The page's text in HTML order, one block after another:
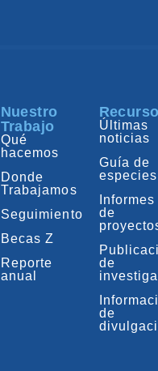
Nuestro
Trabajo
Qué
hacemos
Donde
Trabajamos
Seguimiento
Becas Z
Reporte
anual
Últimas
noticias
Guía de
especies
Informes
de
de
de